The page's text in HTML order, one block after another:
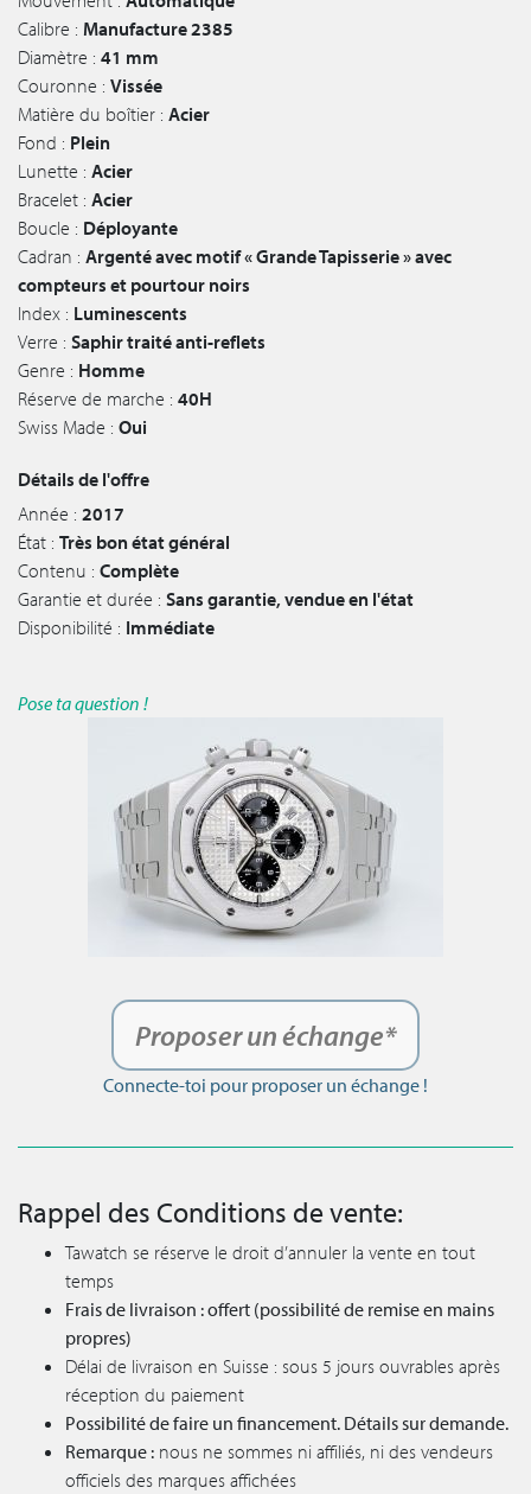
Calibre : Manufacture 2385
Diamètre : 41 mm
Couronne : Vissée
Matière du boîtier : Acier
Fond : Plein
Lunette : Acier
Bracelet : Acier
Boucle : Déployante
Cadran : Argenté avec motif « Grande Tapisserie » avec
compteurs et pourtour noirs
Index : Luminescents
Verre : Saphir traité anti-reflets
Genre : Homme
Réserve de marche : 40H
Swiss Made : Oui
Détails de l'offre
Année : 2017
État : Très bon état général
Contenu : Complète
Garantie et durée : Sans garantie, vendue en l'état
Disponibilité : Immédiate
Pose ta question !
Proposer un échange*
Connecte-toi pour proposer un échange !
Rappel des Conditions de vente:
Tawatch se réserve le droit d’annuler la vente en tout
temps
Frais de livraison : offert (possibilité de remise en mains
propres)
Délai de livraison en Suisse : sous 5 jours ouvrables après
réception du paiement
Possibilité de faire un financement. Détails sur demande.
Remarque : nous ne sommes ni affiliés, ni des vendeurs
officiels des marques affichées